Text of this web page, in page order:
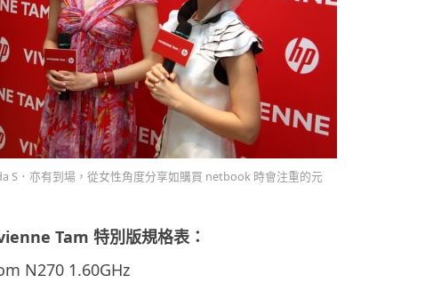
S．亦有到場，從女性角度分享如購買 netbook 時會注重的元
Tam 特別版規格表：
N270 1.60GHz